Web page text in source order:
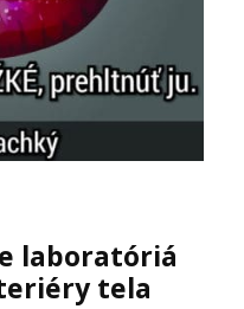
laboratóriá
tela